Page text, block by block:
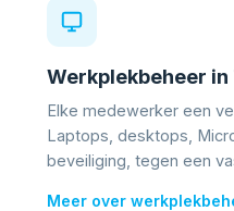
Werkplekbeheer
Elke medewerker een
Laptops, desktops,
beveiliging, tegen een
Meer over